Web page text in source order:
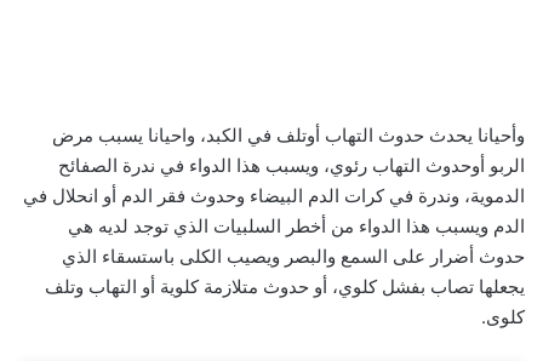
وأحيانا يحدث حدوث التهاب أوتلف في الكبد، واحيانا يسبب مرض
الربو أوحدوث التهاب رئوي، ويسبب هذا الدواء في ندرة الصفائح
الدموية، وندرة في كرات الدم البيضاء وحدوث فقر الدم أو انحلال في
الدم ويسبب هذا الدواء من أخطر السلبيات الذي توجد لديه هي
حدوث أضرار على السمع والبصر ويصيب الكلى باستسقاء الذي
يجعلها تصاب بفشل كلوي، أو حدوث متلازمة كلوية أو التهاب وتلف
كلوى.